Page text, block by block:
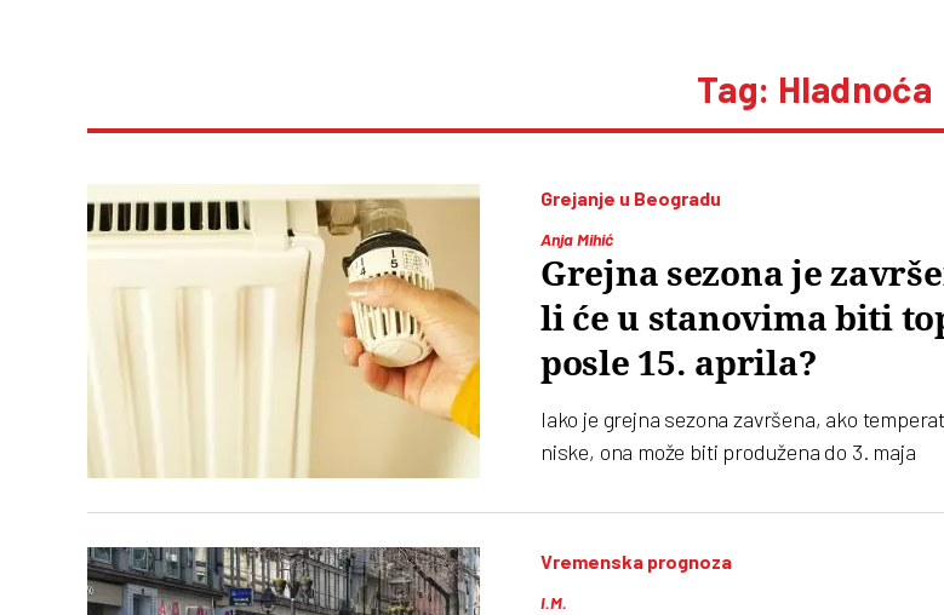
Tag: Hladnoća
Grejanje u Beogradu
Anja Mihić
Grejna sezona je
li će u stanovima biti
posle 15. aprila?
Iako je grejna sezona završena, ako
niske, ona može biti produžena do 3. maja
Vremenska prognoza
I.M.